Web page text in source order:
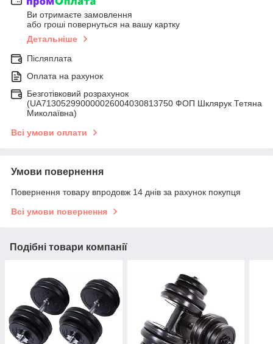
Ви отримаєте замовлення
або гроші повернуться на вашу картку
Детальніше
Післяплата
Оплата на рахунок
Безготівковий розрахунок
(UA713052990000026004030813750 ФОП Шклярук Тетяна
Миколаївна)
Всі умови оплати
Умови повернення
Повернення товару впродовж 14 днів за рахунок покупця
Всі умови повернення
Подібні товари компанії